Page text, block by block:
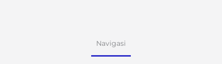
Navigasi